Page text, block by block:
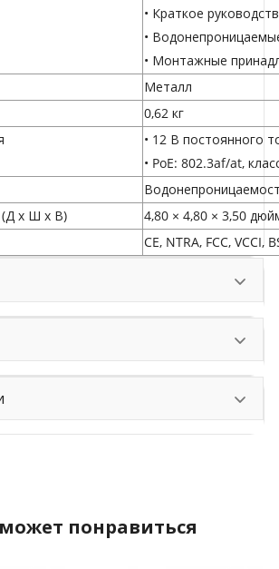
• Краткое
•
• Монтажные
Металл
0,62 кг
• 12 В постоянного
• PoE: 802.3af/at,
(Д x Ш x В)
4,80 × 4,80 × 3,50
CE, NTRA, FCC, VCCI,
понравиться